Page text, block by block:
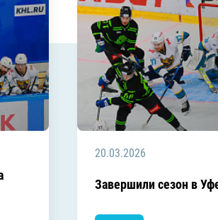
20.03.2026
Завершили сезон в